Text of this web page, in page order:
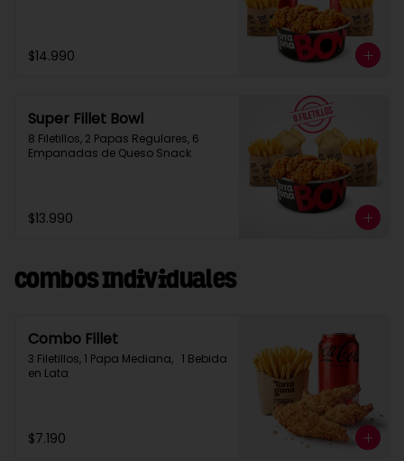
$14.990
Super Fillet Bowl
8 Filetillos, 2 Papas Regulares, 6
Empanadas de Queso Snack
$13.990
Combos Individuales
Combo Fillet
3 Filetillos, 1 Papa Mediana,   1 Bebida
en Lata
$7.190